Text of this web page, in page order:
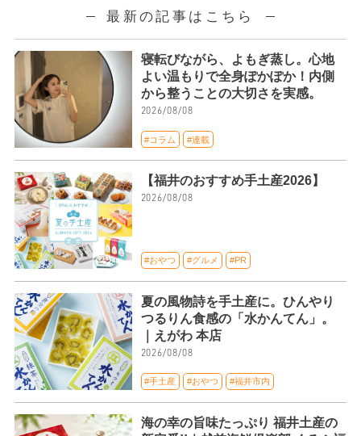
最新の記事はこちら
寝転びながら、よもぎ蒸し。心地
よい温もりで全身ぽかぽか！内側
から整うことの大切さを実感。
2026/08/08
#コラム #連載
【福井のおすすめ手土産2026】
2026/08/08
#おやつ #グルメ #PR
夏の風物詩を手土産に。ひんやり
つるりん食感の「水かんてん」。
｜えがわ 本店
2026/08/08
#手土産 #おやつ #福井市内
海の幸の旨味たっぷり 福井土産の